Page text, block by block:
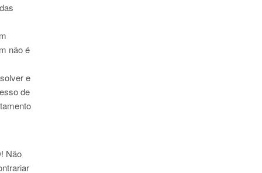
não é
e
de
Não